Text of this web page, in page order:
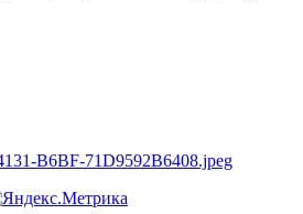
B6BF-71D9592B6408.jpeg